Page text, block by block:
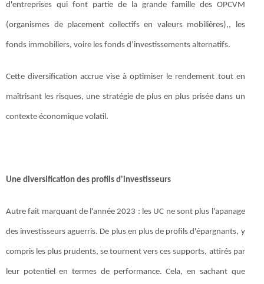
d'entreprises qui font partie de la grande famille des OPCVM
(organismes de placement collectifs en valeurs mobilières),, les
fonds immobiliers, voire les fonds d’investissements alternatifs.
Cette diversification accrue vise à optimiser le rendement tout en
maîtrisant les risques, une stratégie de plus en plus prisée dans un
contexte économique volatil.
Une diversification des profils d'investisseurs
Autre fait marquant de l'année 2023 : les UC ne sont plus l'apanage
des investisseurs aguerris. De plus en plus de profils d'épargnants, y
compris les plus prudents, se tournent vers ces supports, attirés par
leur potentiel en termes de performance. Cela, en sachant que